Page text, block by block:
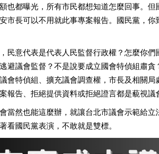
也都曝光，所有市民都想知道怎麼回事。
市長可以不用就此事專案報告。國民黨，
民意代表是代表人民監督行政權？怎麼你
避議會監督？不是說要成立國會特偵組肅
會特偵組、擴充議會調查權，市長及相關
報告、拒絕提供資料或拒絕證言都是藐視議
當然也能這麼辦，就讓台北市議會示範給
看國民黨表演，不敢就是雙標。